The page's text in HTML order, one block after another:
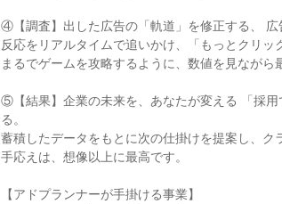
④【調査】出した広告の「軌道」を修正する、 広
反応をリアルタイムで追いかけ、「もっとクリッ
まるでゲームを攻略するように、数値を見ながら
⑤【結果】企業の未来を、あなたが変える 「採
る。
蓄積したデータをもとに次の仕掛けを提案し、ク
手応えは、想像以上に最高です。
【アドプランナーが手掛ける事業】